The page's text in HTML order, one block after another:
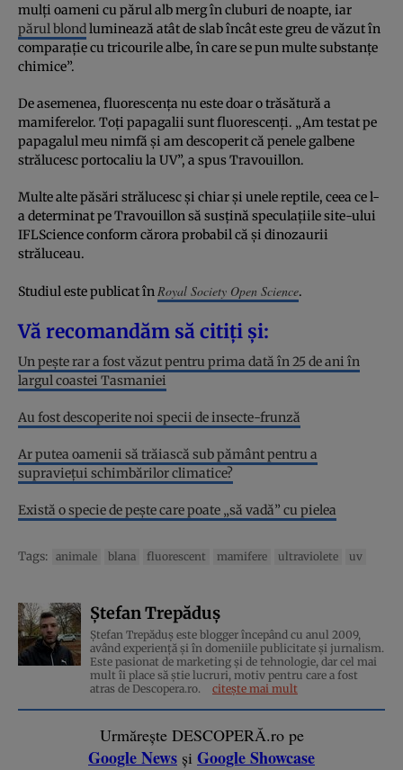
mulți oameni cu părul alb merg în cluburi de noapte, iar
părul blondluminează atât de slab încât este greu de văzut în
comparație cu tricourile albe, în care se pun multe substanțe
chimice”.
De asemenea, fluorescența nu este doar o trăsătură a
mamiferelor. Toți papagalii sunt fluorescenți. „Am testat pe
papagalul meu nimfă și am descoperit că penele galbene
strălucesc portocaliu la UV”, a spus Travouillon.
Multe alte păsări strălucesc și chiar și unele reptile, ceea ce l-
a determinat pe Travouillon să susțină speculațiile site-ului
IFLScience conform cărora probabil că și dinozaurii
străluceau.
Studiul este publicat în Royal Society Open Science.
Vă recomandăm să citiți și:
Un pește rar a fost văzut pentru prima dată în 25 de ani în
largul coastei Tasmaniei
Au fost descoperite noi specii de insecte-frunză
Ar putea oamenii să trăiască sub pământ pentru a
supraviețui schimbărilor climatice?
Există o specie de pește care poate „să vadă” cu pielea
Tags: animale blana fluorescent mamifere ultraviolete uv
Ștefan Trepăduș
Ștefan Trepăduș este blogger începând cu anul 2009,
având experiență și în domeniile publicitate și jurnalism.
Este pasionat de marketing și de tehnologie, dar cel mai
mult îi place să știe lucruri, motiv pentru care a fost
atras de Descopera.ro.
citește mai mult
Urmărește DESCOPERĂ.ro pe
Google News și Google Showcase